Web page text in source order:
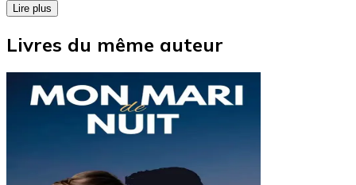
Lire plus
Livres du même auteur